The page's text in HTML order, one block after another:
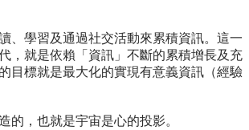
、學習及通過社交活動來累積資訊。這一
，就是依賴「資訊」不斷的累積增長及充
目標就是最大化的實現有意義資訊（經驗
，也就是宇宙是心的投影。